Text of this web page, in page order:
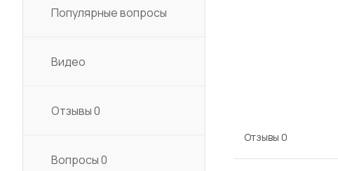
Популярные вопросы
Видео
Отзывы0
Вопросы0
Отзывы 0